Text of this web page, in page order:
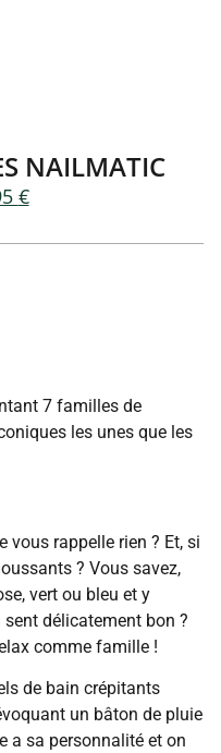
NAILMATIC
€
7 familles de
les unes que les
vous rappelle rien ? Et, si
? Vous savez,
vert ou bleu et y
délicatement bon ?
comme famille !
de bain crépitants
un bâton de pluie
a sa personnalité et on